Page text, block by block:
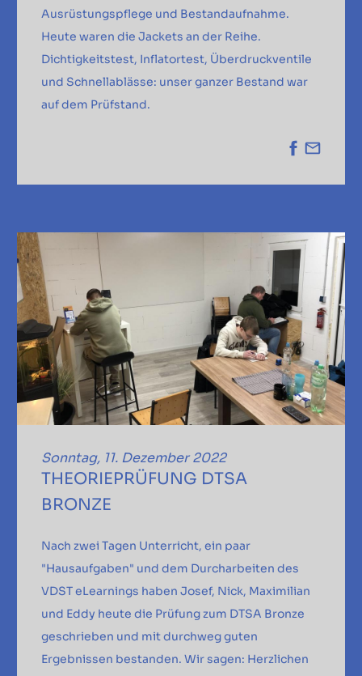
Ausrüstungspflege und Bestandaufnahme.
Heute waren die Jackets an der Reihe.
Dichtigkeitstest, Inflatortest, Überdruckventile
und Schnellablässe: unser ganzer Bestand war
auf dem Prüfstand.
Sonntag, 11. Dezember 2022
THEORIEPRÜFUNG DTSA
BRONZE
Nach zwei Tagen Unterricht, ein paar
"Hausaufgaben" und dem Durcharbeiten des
VDST eLearnings haben Josef, Nick, Maximilian
und Eddy heute die Prüfung zum DTSA Bronze
geschrieben und mit durchweg guten
Ergebnissen bestanden. Wir sagen: Herzlichen